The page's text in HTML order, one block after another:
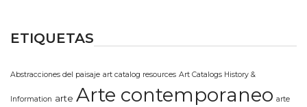
ETIQUETAS
Abstracciones del paisaje art catalog resources Art Catalogs History &
Information arte Arte contemporaneo arte